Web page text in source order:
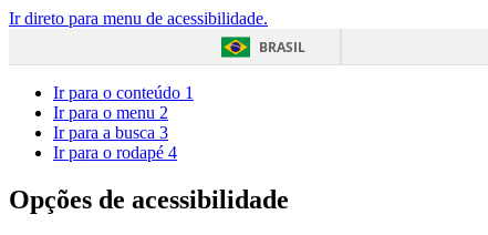
Ir direto para menu de acessibilidade.
BRASIL
Ir para o conteúdo 1
Ir para o menu 2
Ir para a busca 3
Ir para o rodapé 4
Opções de acessibilidade